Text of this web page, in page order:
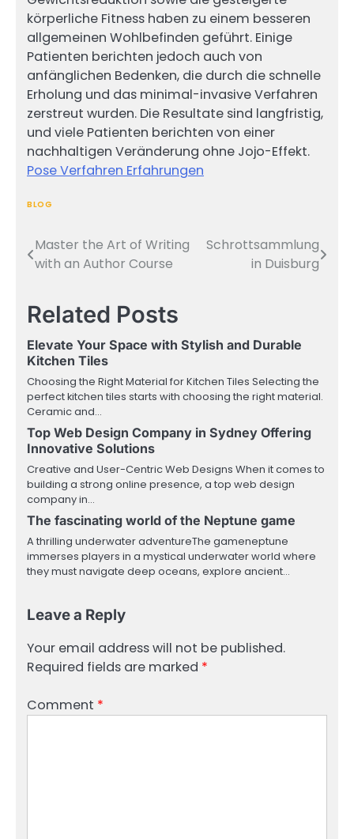
körperliche Fitness haben zu einem besseren
allgemeinen Wohlbefinden geführt. Einige
Patienten berichten jedoch auch von
anfänglichen Bedenken, die durch die schnelle
Erholung und das minimal-invasive Verfahren
zerstreut wurden. Die Resultate sind langfristig,
und viele Patienten berichten von einer
nachhaltigen Veränderung ohne Jojo-Effekt.
Pose Verfahren Erfahrungen
BLOG
Post
Master the Art of Writing
with an Author Course
Schrottsammlung
in Duisburg
Related Posts
Elevate Your Space with Stylish and Durable
Kitchen Tiles
Choosing the Right Material for Kitchen Tiles Selecting the
perfect kitchen tiles starts with choosing the right material.
Ceramic and…
Top Web Design Company in Sydney Offering
Innovative Solutions
Creative and User-Centric Web Designs When it comes to
building a strong online presence, a top web design
company in…
The fascinating world of the Neptune game
A thrilling underwater adventureThe gameneptune
immerses players in a mystical underwater world where
they must navigate deep oceans, explore ancient…
Leave a Reply
Your email address will not be published.
Required fields are marked *
Comment *